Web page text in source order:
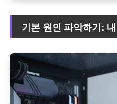
기본 원인 파악하기: